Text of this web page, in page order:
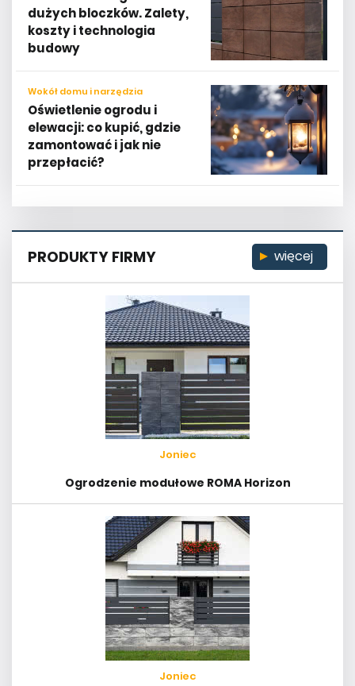
dużych bloczków. Zalety,
koszty i technologia
budowy
Wokół domu i narzędzia
Oświetlenie ogrodu i
elewacji: co kupić, gdzie
zamontować i jak nie
przepłacić?
PRODUKTY FIRMY więcej
Joniec
Ogrodzenie modułowe ROMA Horizon
Joniec